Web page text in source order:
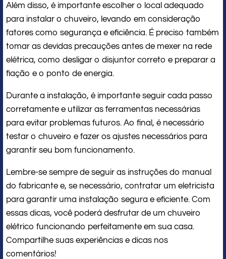
Além disso, é importante escolher o local adequado
para instalar o chuveiro, levando em consideração
fatores como segurança e eficiência. É preciso também
tomar as devidas precauções antes de mexer na rede
elétrica, como desligar o disjuntor correto e preparar a
fiação e o ponto de energia.
Durante a instalação, é importante seguir cada passo
corretamente e utilizar as ferramentas necessárias
para evitar problemas futuros. Ao final, é necessário
testar o chuveiro e fazer os ajustes necessários para
garantir seu bom funcionamento.
Lembre-se sempre de seguir as instruções do manual
do fabricante e, se necessário, contratar um eletricista
para garantir uma instalação segura e eficiente. Com
essas dicas, você poderá desfrutar de um chuveiro
elétrico funcionando perfeitamente em sua casa.
Compartilhe suas experiências e dicas nos
comentários!